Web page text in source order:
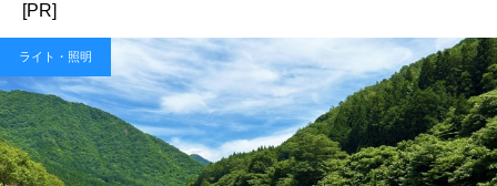
[PR]
ライト・照明